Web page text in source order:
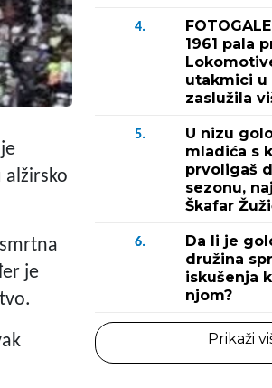
je
4.
1961 pala
utakmici u
zaslužila
5.
U nizu
mladića s
prvoligaš
sezonu,
Škafar
6.
Da li je
družina
iskušenja
njom?
Prikaži